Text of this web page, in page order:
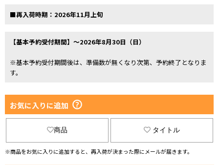
■再入荷時期：2026年11月上旬
【基本予約受付期間】～2026年8月30日（日）
※基本予約受付期間後は、準備数が無くなり次第、予約終了となりま
す。
お気に入りに追加
商品 タイトル
※商品をお気に入りに追加すると、再入荷が決まった際にメールが届きます。